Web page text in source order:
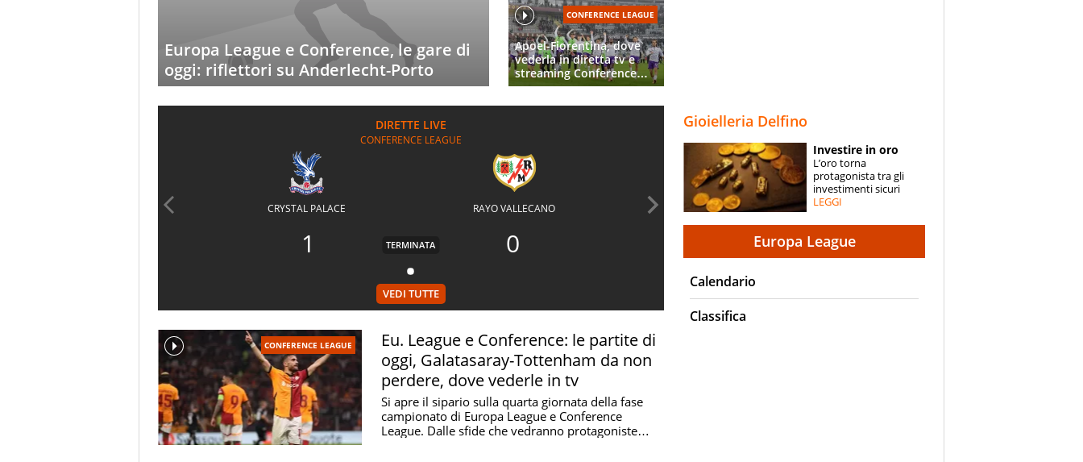
ESPERTI
CONTATTI
Europa League e Conference, le gare di
oggi: riflettori su Anderlecht-Porto
CONFERENCE LEAGUE
Apoel-Fiorentina, dove
vederla in diretta tv e
streaming Conference
2024/2025: orario,
CRYSTAL PALACE
1 0
RAYO VALLECANO
TERMINATA
CONFERENCE LEAGUE
VEDI TUTTE
CONFERENCE LEAGUE
Eu. League e Conference: le partite di
oggi, Galatasaray-Tottenham da non
perdere, dove vederle in tv
Si apre il sipario sulla quarta giornata della fase
campionato di Europa League e Conference
League. Dalle sfide che vedranno protagoniste
Gioielleria Delfino
Investire in oro
L’oro torna
protagonista tra gli
investimenti sicuri
LEGGI
Europa League
Calendario
Classifica